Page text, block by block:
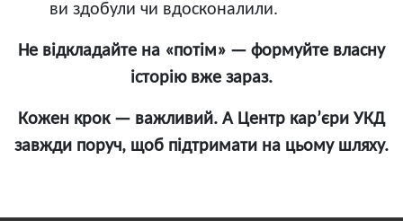
ви здобули чи вдосконалили.
Не відкладайте на «потім» — формуйте власну
історію вже зараз.
Кожен крок — важливий. А Центр карʼєри УКД
завжди поруч, щоб підтримати на цьому шляху.